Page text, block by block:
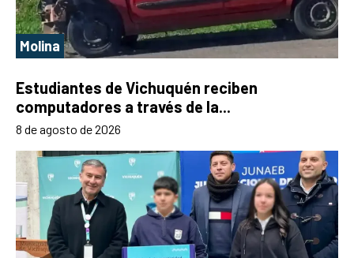
Molina
Estudiantes de Vichuquén reciben
computadores a través de la...
8 de agosto de 2026